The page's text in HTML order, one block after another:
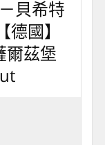
貝希特
國】
爾茲堡